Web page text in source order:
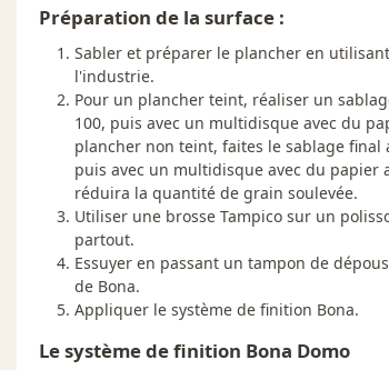
Préparation de la surface :
Sabler et préparer le plancher en
l'industrie.
Pour un plancher teint, réaliser un
100, puis avec un multidisque avec du
plancher non teint, faites le sablage final
puis avec un multidisque avec du papier
réduira la quantité de grain soulevée.
Utiliser une brosse Tampico sur un
partout.
Essuyer en passant un tampon de
de Bona.
Appliquer le système de finition Bona.
Le système de finition Bona Domo